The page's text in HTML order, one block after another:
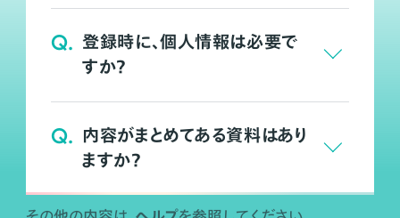
Q. 登録時に、個人情報は必要で
すか？
Q. 内容がまとめてある資料はあり
ますか？